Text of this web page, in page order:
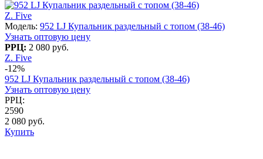
Z. Five
Модель: 952 LJ Купальник раздельный с топом (38-46)
Узнать оптовую цену
РРЦ: 2 080 руб.
Z. Five
-12%
952 LJ Купальник раздельный с топом (38-46)
Узнать оптовую цену
РРЦ:
2590
2 080 руб.
Купить